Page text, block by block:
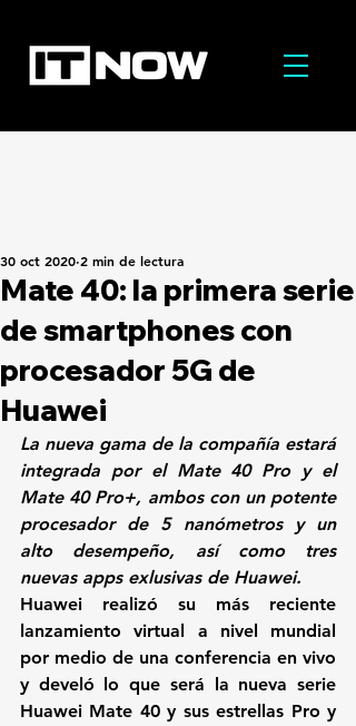
Mate 40: la primera serie
de smartphones con
procesador 5G de
Huawei
30 oct 2020 2 min de lectura
La nueva gama de la compañía estará
integrada por el Mate 40 Pro y el
Mate 40 Pro+, ambos con un potente
procesador de 5 nanómetros y un
alto desempeño, así como tres
nuevas apps exlusivas de Huawei.
Huawei realizó su más reciente
lanzamiento virtual a nivel mundial
por medio de una conferencia en vivo
Huawei Mate 40 y sus estrellas Pro y